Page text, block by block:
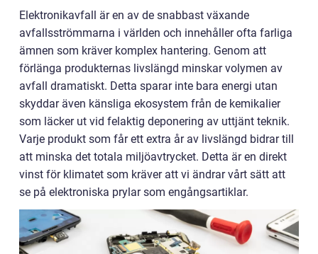
Elektronikavfall är en av de snabbast växande
avfallsströmmarna i världen och innehåller ofta farliga
ämnen som kräver komplex hantering. Genom att
förlänga produkternas livslängd minskar volymen av
avfall dramatiskt. Detta sparar inte bara energi utan
skyddar även känsliga ekosystem från de kemikalier
som läcker ut vid felaktig deponering av uttjänt teknik.
Varje produkt som får ett extra år av livslängd bidrar till
att minska det totala miljöavtrycket. Detta är en direkt
vinst för klimatet som kräver att vi ändrar vårt sätt att
se på elektroniska prylar som engångsartiklar.